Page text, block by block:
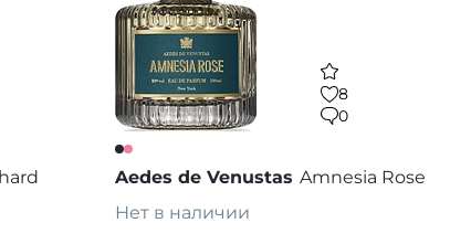
8
0
Aedes de Venustas Amnesia Rose
Нет в наличии